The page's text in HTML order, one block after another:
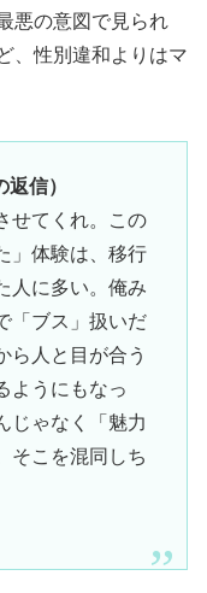
悪の意図で見られ
、性別違和よりはマ
信）
せてくれ。この
」体験は、移行
人に多い。俺み
「ブス」扱いだ
ら人と目が合う
ようにもなっ
じゃなく「魅力
そこを混同しち